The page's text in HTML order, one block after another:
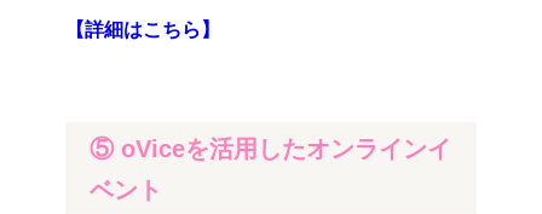
【詳細はこちら】
⑤ oViceを活用したオンラインイ
ベント